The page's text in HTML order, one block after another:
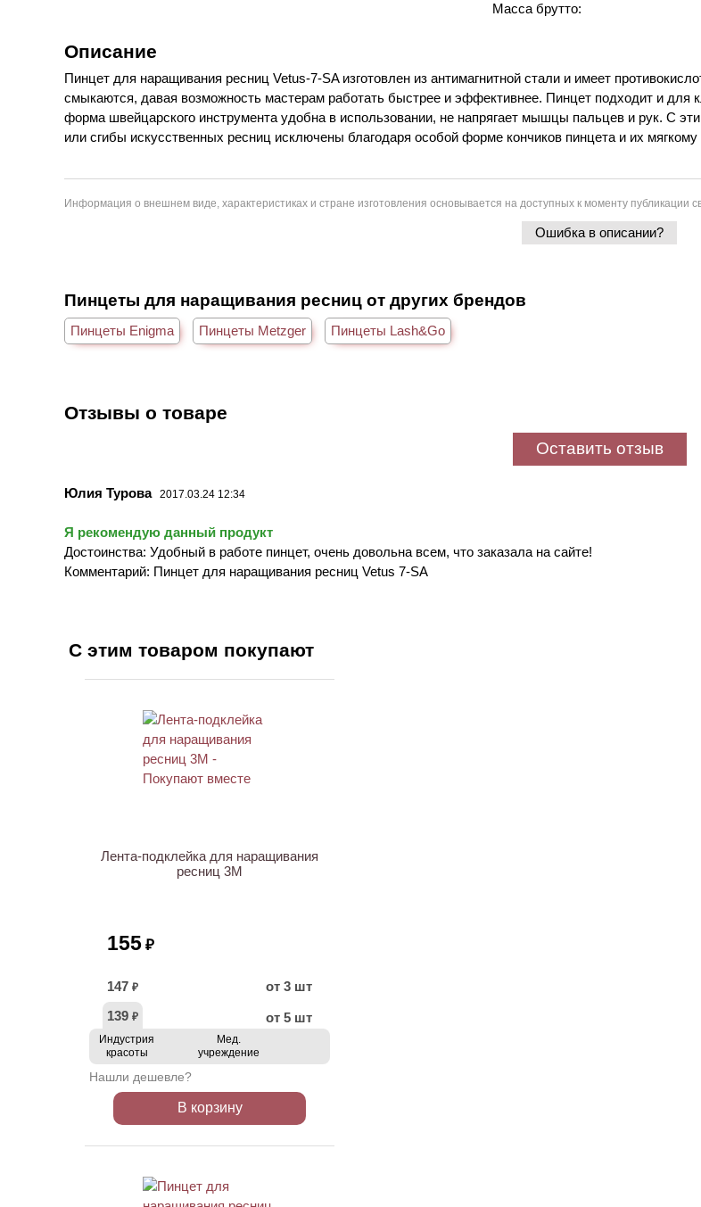
Масса брутто:
Описание
Пинцет для наращивания ресниц Vetus-7-SA изготовлен из антимагнитной стали и имеет
смыкаются, давая возможность мастерам работать быстрее и эффективнее. Пинцет подходит и для
форма швейцарского инструмента удобна в использовании, не напрягает мышцы пальцев и рук. С
или сгибы искусственных ресниц исключены благодаря особой форме кончиков пинцета и их мягкому
Информация о внешнем виде, характеристиках и стране изготовления основывается на доступных к моменту публикации
Ошибка в описании?
Пинцеты для наращивания ресниц от других брендов
Пинцеты Enigma Пинцеты Metzger Пинцеты Lash&Go
Отзывы о товаре
Оставить отзыв
Юлия Турова 2017.03.24 12:34
Я рекомендую данный продукт
Достоинства: Удобный в работе пинцет, очень довольна всем, что заказала на сайте!
Комментарий: Пинцет для наращивания ресниц Vetus 7-SA
С этим товаром покупают
Лента-подклейка для наращивания
ресниц 3M
155 ₽
147 ₽
от 3 шт
139 ₽ от 5 шт
Индустрия
красоты
Мед.
учреждение
Нашли дешевле?
В корзину